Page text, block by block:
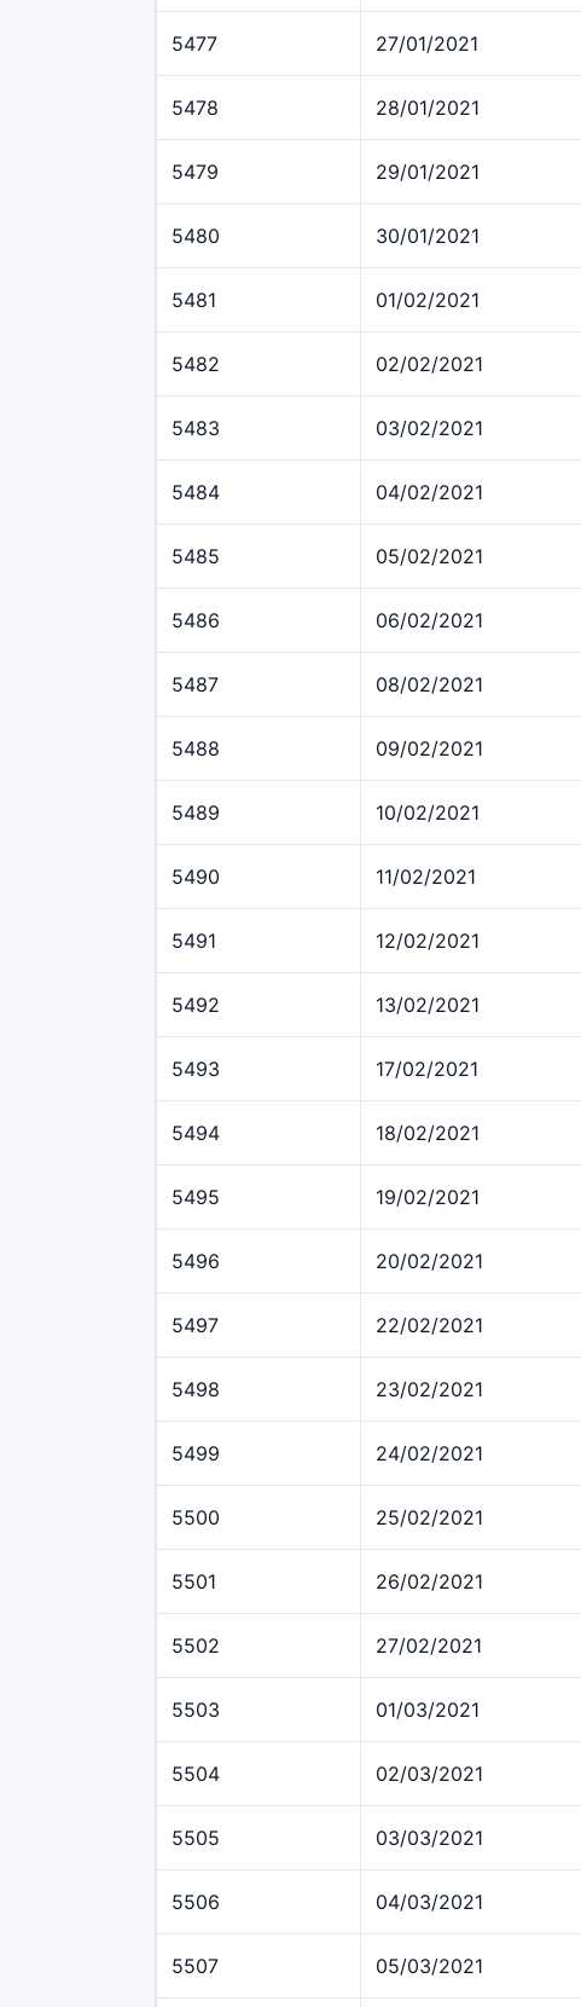
5477 27/01/2021
5478 28/01/2021
5479 29/01/2021
5480 30/01/2021
5481 01/02/2021
5482 02/02/2021
5483 03/02/2021
5484 04/02/2021
5485 05/02/2021
5486 06/02/2021
5487 08/02/2021
5488 09/02/2021
5489 10/02/2021
5490 11/02/2021
5491 12/02/2021
5492 13/02/2021
5493 17/02/2021
5494 18/02/2021
5495 19/02/2021
5496 20/02/2021
5497 22/02/2021
5498 23/02/2021
5499 24/02/2021
5500 25/02/2021
5501 26/02/2021
5502 27/02/2021
5503 01/03/2021
5504 02/03/2021
5505 03/03/2021
5506 04/03/2021
5507 05/03/2021